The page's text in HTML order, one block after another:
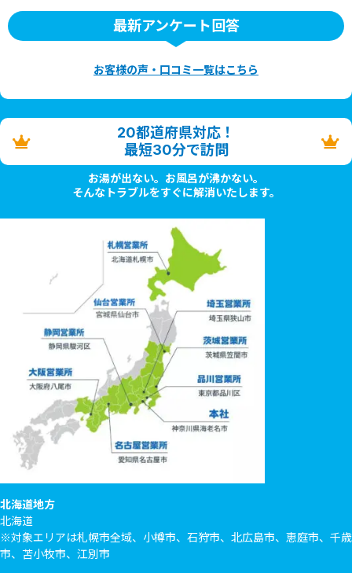
最新アンケート回答
お客様の声・口コミ一覧はこちら
20都道府県対応！
最短30分で訪問
お湯が出ない。お風呂が沸かない。
そんなトラブルをすぐに解消いたします。
北海道地方
北海道
※対象エリアは札幌市全域、小樽市、石狩市、北広島市、恵庭市、千歳
市、苫小牧市、江別市